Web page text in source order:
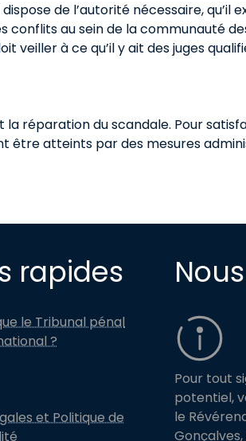
de l’autorité nécessaire, qu’il
au sein de la communauté
veiller à ce qu’il y ait des juges
la réparation du scandale. Pour
être atteints par des mesures
rapides
le Tribunal pénal
?
et Politique de
Pour tout
potentiel,
le